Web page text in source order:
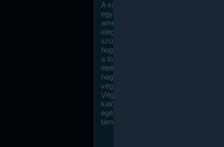
A sikeres fogyás titka valójában igen
egyszerű: égess több energiát, mint
amennyit beviszel. Természetesen
elég nagy fegyelemre és akaraterőre
szükség, de meglepődve fogod
hogy a kalóriaszámolás mennyire
a többi diétához képest. Itt nincsenek
ételek és a megengedett kalóriabevitelt
nagymértékben növelheted ha
végzel.
Végül, de nem utolsó sorban, a
kalóriaszámolás módszerét a legtöbb
egészségügyi szakorvos ajánlja és
támogatja.